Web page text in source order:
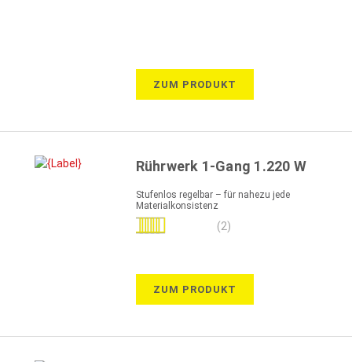
ZUM PRODUKT
Rührwerk 1-Gang 1.220 W
Stufenlos regelbar – für nahezu jede
Materialkonsistenz
Bewertung:
(2)
ZUM PRODUKT